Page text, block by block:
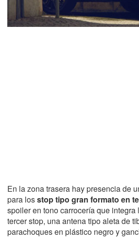
En la zona trasera hay presencia de
para losstop tipo gran formato en
spoiler en tono carrocería que integra
tercer stop, una antena tipo aleta de
parachoques en plástico negro y